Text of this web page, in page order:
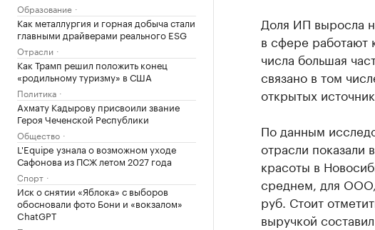
Образование
Как металлургия и горная добыча стали
главными драйверами реального ESG
Отрасли
Как Трамп решил положить конец
«родильному туризму» в США
Политика
Ахмату Кадырову присвоили звание
Героя Чеченской Республики
Общество
L'Equipe узнала о возможном уходе
Сафонова из ПСЖ летом 2027 года
Спорт
Иск о снятии «Яблока» с выборов
обосновали фото Бони и «вокзалом»
ChatGPT
Доля ИП выросла
в сфере работают
числа большая
связано в том
открытых
По данным
отрасли
красоты в
среднем, для ООО,
руб. Стоит
выручкой